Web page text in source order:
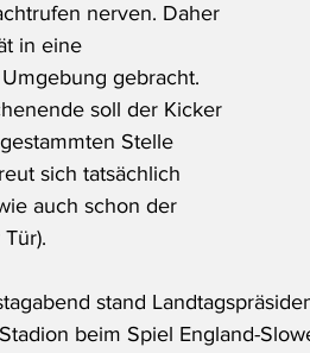
nerven. Daher
in eine
gebracht.
soll der Kicker
Stelle
sich tatsächlich
auch schon der
stand
beim Spiel England-